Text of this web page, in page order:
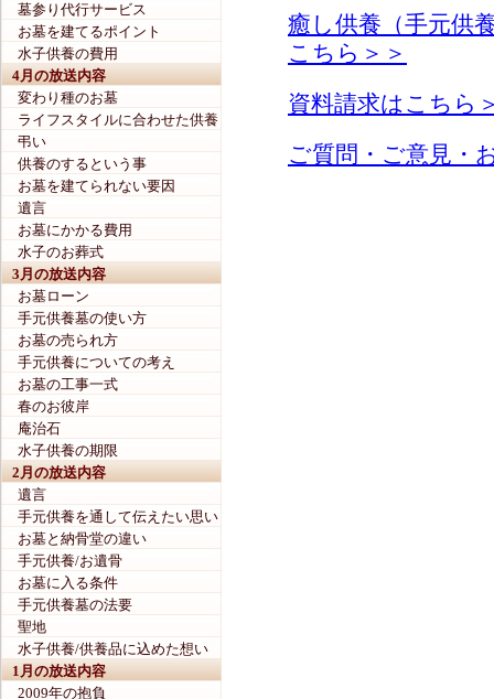
墓参り代行サービス
お墓を建てるポイント
水子供養の費用
4月の放送内容
変わり種のお墓
ライフスタイルに合わせた供養
弔い
供養のするという事
お墓を建てられない要因
遺言
お墓にかかる費用
水子のお葬式
3月の放送内容
お墓ローン
手元供養墓の使い方
お墓の売られ方
手元供養についての考え
お墓の工事一式
春のお彼岸
庵治石
水子供養の期限
2月の放送内容
遺言
手元供養を通して伝えたい思い
お墓と納骨堂の違い
手元供養/お遺骨
お墓に入る条件
手元供養墓の法要
聖地
水子供養/供養品に込めた想い
1月の放送内容
2009年の抱負
癒し供養（手元供
こちら＞＞
資料請求はこちら
ご質問・ご意見・